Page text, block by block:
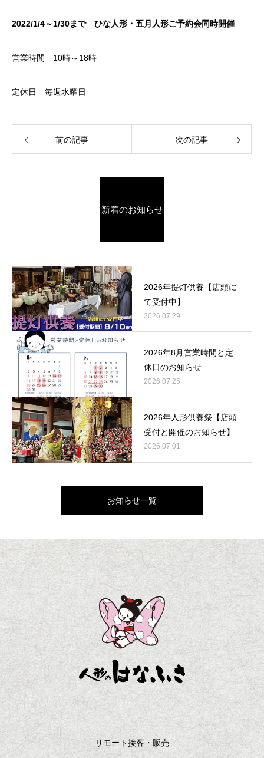
2022/1/4～1/30まで ひな人形・五月人形ご予約会同時開催
営業時間 10時～18時
定休日 毎週水曜日
前の記事 次の記事
新着のお知らせ
2026年提灯供養【店頭に
て受付中】
2026.07.29
2026年8月営業時間と定
休日のお知らせ
2026.07.25
2026年人形供養祭【店頭
受付と開催のお知らせ】
2026.07.01
お知らせ一覧
リモート接客・販売